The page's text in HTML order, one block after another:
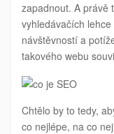
zapadnout. A právě
vyhledávačích
návštěvností a
takového webu
Chtělo by to tedy,
co nejlépe, na co